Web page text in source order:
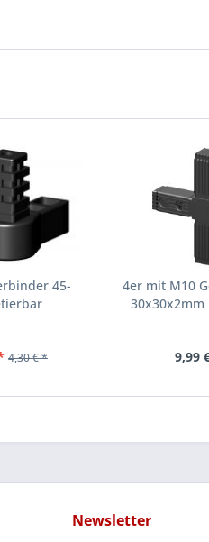
45-
4,30 € *
4er mit M10
9,99
Newsletter